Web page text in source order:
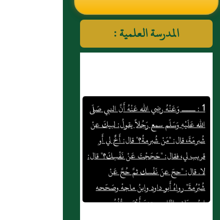
النووي رحمهم الله تعالى
المدرسة العلمية :
1 : ــــ وَعَنْهُ رضي الله عَنْهُ أَنَّ النبي صَلّى
الله عَلَيْهِ وَسَلّم سمع رَجُلاً يقولُ: لبيكَ عنْ
شُبرمَةَ، قال: "مَنْ شُبرمةُ؟" قال: أَخٌ لي أَو
قريب لي، فقال: "حَجَجْتَ عَنْ نَفْسِكَ؟" قال:
لا. قال: "حجّ عنّ نَفْسك ثمَّ حُجَّ عَنْ
شُبْرُمةَ" رواهُ أَبو داود وابنُ ماجهْ وصَحّحه
ابنُ حبّان والرَّاجح عندَ أَحْمَد وقْفُهُ.